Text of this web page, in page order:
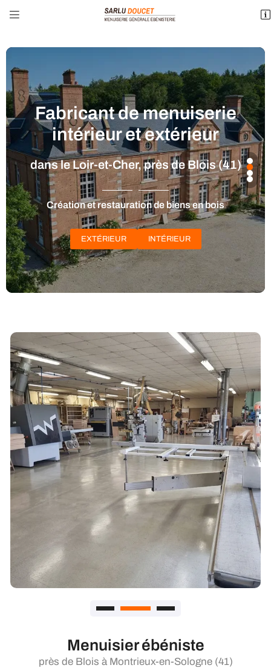
 
3 Route de la Marolle – ZA Les Maudhuites
 Adresse email de réception
 Recopier le code ci-contre
Rafraîchir le captcha
En cochant cette case, vous consentez à recevoir nos propositions commerciales à
l'adresse email indiqué ci-dessus. Vous pouvez vous désinscrire à tout moment en
utilisant
le formulaire de désinscription
Inscription
Fabricant de menuiserie
intérieur et extérieur
dans le Loir-et-Cher, près de Blois (41)
Création et restauration de biens en bois
EXTÉRIEUR INTÉRIEUR
Menuisier ébéniste
près de Blois à Montrieux-en-Sologne (41)